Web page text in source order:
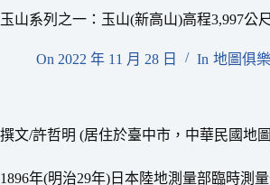
玉山系列之一：玉山(新高山)高程3,997公
On 2022 年 11 月 28 日 In 地圖俱
撰文/許哲明 (居住於臺中市，中華民國地
1896年(明治29年)日本陸地測量部臨時測